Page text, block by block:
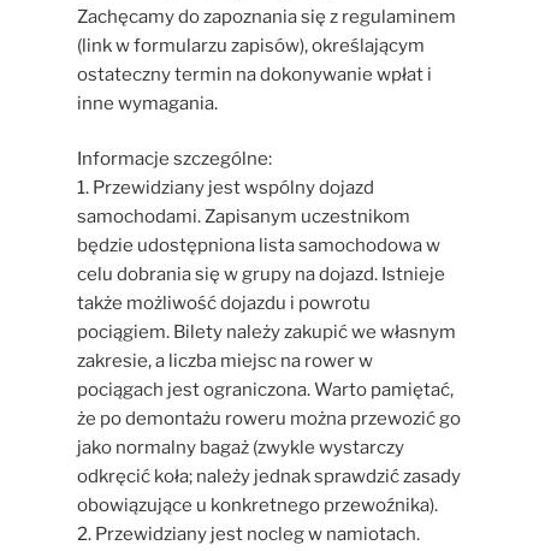
Zachęcamy do zapoznania się z regulaminem
(link w formularzu zapisów), określającym
ostateczny termin na dokonywanie wpłat i
inne wymagania.
Informacje szczególne:
1. Przewidziany jest wspólny dojazd
samochodami. Zapisanym uczestnikom
będzie udostępniona lista samochodowa w
celu dobrania się w grupy na dojazd. Istnieje
także możliwość dojazdu i powrotu
pociągiem. Bilety należy zakupić we własnym
zakresie, a liczba miejsc na rower w
pociągach jest ograniczona. Warto pamiętać,
że po demontażu roweru można przewozić go
jako normalny bagaż (zwykle wystarczy
odkręcić koła; należy jednak sprawdzić zasady
obowiązujące u konkretnego przewoźnika).
2. Przewidziany jest nocleg w namiotach.